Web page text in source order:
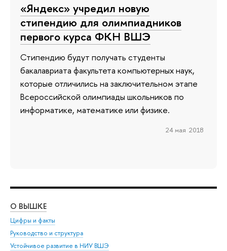
«Яндекс» учредил новую
стипендию для олимпиадников
первого курса ФКН ВШЭ
Стипендию будут получать студенты
бакалавриата факультета компьютерных наук,
которые отличились на заключительном этапе
Всероссийской олимпиады школьников по
информатике, математике или физике.
24 мая 2018
О ВЫШКЕ
Цифры и факты
Руководство и структура
Устойчивое развитие в НИУ ВШЭ